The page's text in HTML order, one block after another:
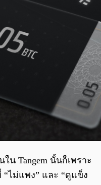
น Tangem นั้นก็เพราะ
ไม่แพง” และ “ดูแข็ง